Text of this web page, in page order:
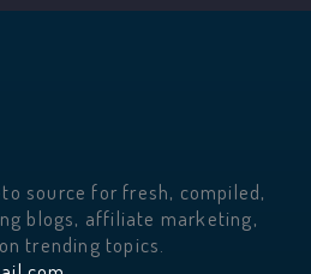
source for fresh, compiled,
blogs, affiliate marketing,
trending topics.